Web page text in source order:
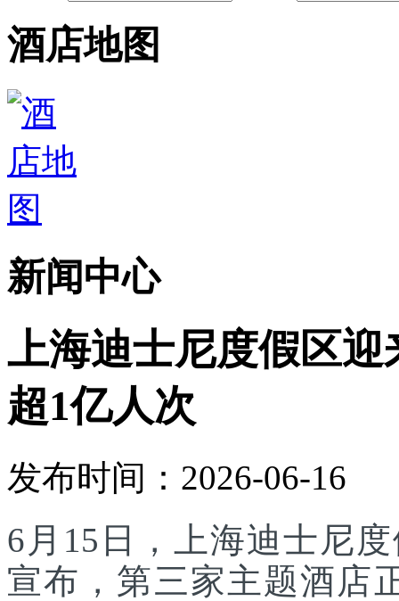
酒店地图
新闻中心
上海迪士尼度假区
超1亿人次
发布时间：2026-06-16
6月15日，上海迪士尼
宣布，第三家主题酒店